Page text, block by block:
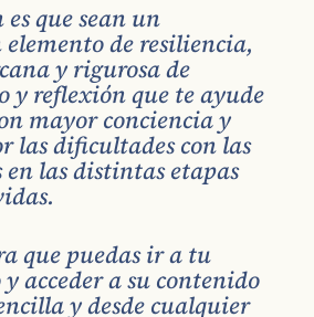
que sean un
de resiliencia,
y rigurosa de
y reflexión que te ayude
mayor conciencia y
las dificultades con las
las distintas etapas
que puedas ir a tu
acceder a su contenido
y desde cualquier